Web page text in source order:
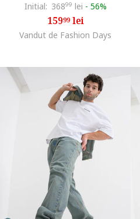
Initial: 36899 lei - 56%
15999lei
Vandut de Fashion Days